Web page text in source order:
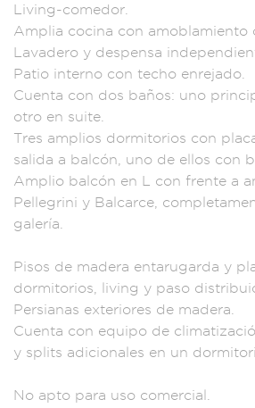
Living-comedor.
Amplia cocina con amoblamiento
Lavadero y despensa independien
Patio interno con techo enrejado.
Cuenta con dos baños: uno
otro en suite.
Tres amplios dormitorios con
sal ida a balcón, uno de ellos con b
Amplio balcón en L con frente a a
Pellegrini y Balcarce,
gal ería.
Pisos de madera entarugarda y
dormitorios, living y paso
Persianas exteriores de madera.
Cuenta con equipo de
y splits adiciona les en un dor
No apto para uso comercial.